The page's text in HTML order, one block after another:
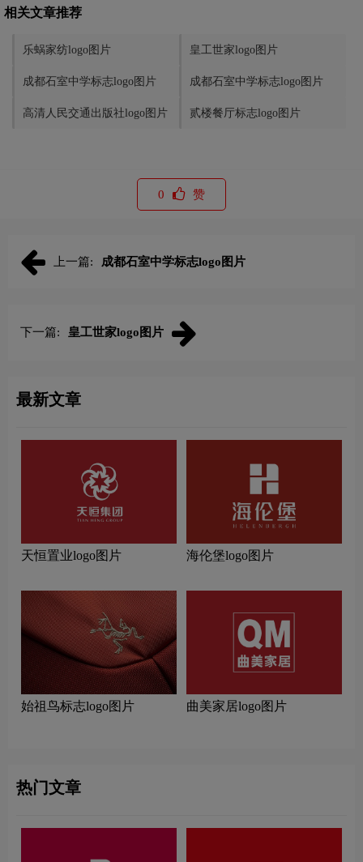
相关文章推荐
乐蜗家纺logo图片 皇工世家logo图片
成都石室中学标志logo图片 成都石室中学标志logo图片
高清人民交通出版社logo图片 贰楼餐厅标志logo图片
0 赞
上一篇: 成都石室中学标志logo图片
下一篇: 皇工世家logo图片
最新文章
天恒置业logo图片 海伦堡logo图片
始祖鸟标志logo图片 曲美家居logo图片
热门文章